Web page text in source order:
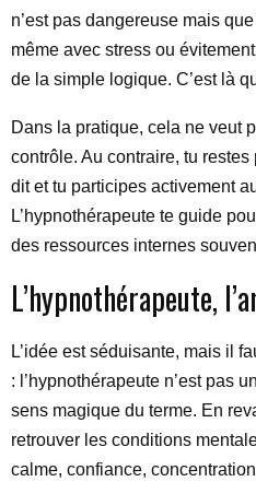
n’est pas dangereuse mais
même avec stress ou
de la simple logique. C’est là
Dans la pratique, cela ne veut
contrôle. Au contraire, tu
dit et tu participes activement
L’hypnothérapeute te guide
des ressources internes
L’hypnothérapeute,
L’idée est séduisante, mais il
: l’hypnothérapeute n’est pas
sens magique du terme. En
retrouver les conditions
calme, confiance,